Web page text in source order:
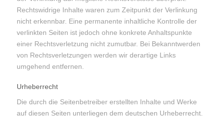
Rechtswidrige Inhalte waren zum Zeitpunkt der Verlinkung
nicht erkennbar. Eine permanente inhaltliche Kontrolle der
verlinkten Seiten ist jedoch ohne konkrete Anhaltspunkte
einer Rechtsverletzung nicht zumutbar. Bei Bekanntwerden
von Rechtsverletzungen werden wir derartige Links
umgehend entfernen.
Urheberrecht
Die durch die Seitenbetreiber erstellten Inhalte und Werke
auf diesen Seiten unterliegen dem deutschen Urheberrecht.